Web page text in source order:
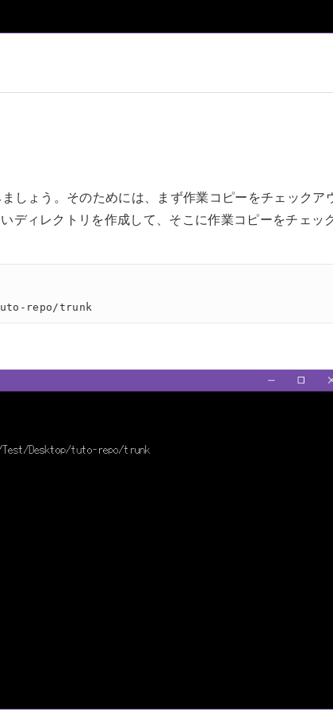
しょう。そのためには、まず作業コピーをチェックア
ディレクトリを作成して、そこに作業コピーをチェッ
repo/trunk